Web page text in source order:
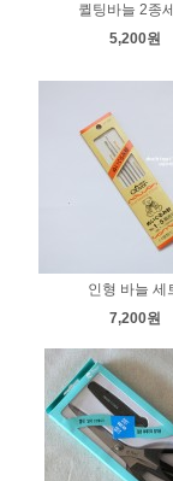
퀼팅바늘 2종
5,200원
인형 바늘 세
7,200원